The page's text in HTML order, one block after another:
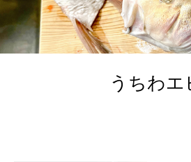
うちわエ